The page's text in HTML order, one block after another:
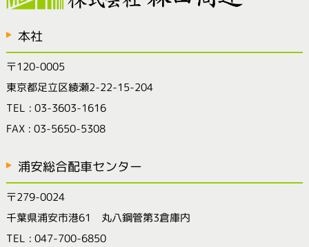
本社
〒120-0005
東京都足立区綾瀬2-22-15-204
TEL : 03-3603-1616
FAX : 03-5650-5308
浦安総合配車センター
〒279-0024
千葉県浦安市港61 丸八鋼管第3倉庫内
TEL : 047-700-6850